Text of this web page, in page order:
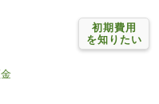
初期費用
を知りたい